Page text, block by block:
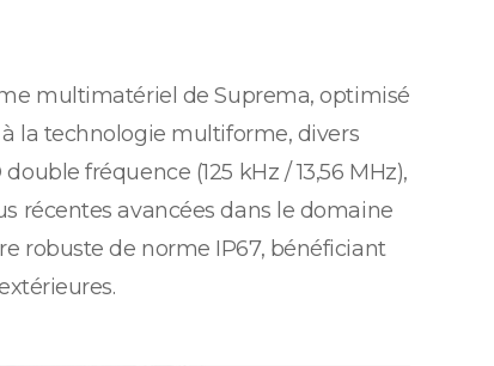
multimatériel de Suprema, optimisé
la technologie multiforme, divers
fréquence (125 kHz / 13,56 MHz),
récentes avancées dans le domaine
robuste de norme IP67, bénéficiant